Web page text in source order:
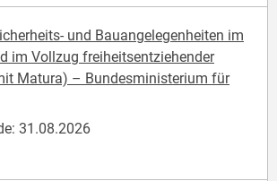
und Bauangelegenheiten im
im Vollzug freiheitsentziehender
Matura) – Bundesministerium für
31.08.2026